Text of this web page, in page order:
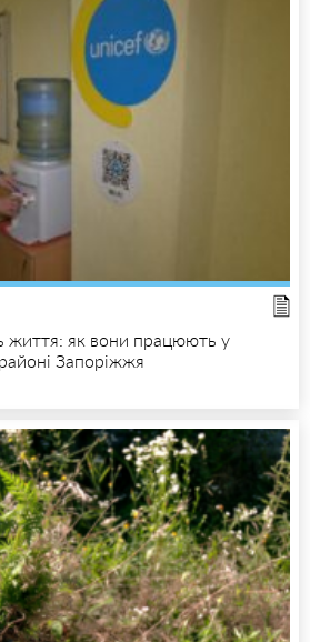
життя: як вони працюють у
Запоріжжя